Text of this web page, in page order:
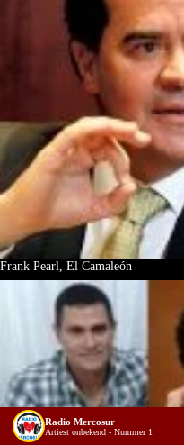
Frank Pearl, El Camaleón
Radio Mercosur
Artiest onbekend - Nummer 1